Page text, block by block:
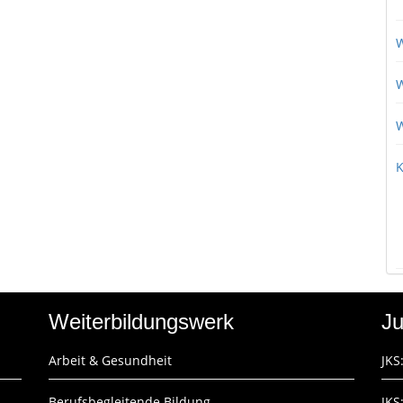
Weiterbildungswerk
Arbeit & Gesundheit